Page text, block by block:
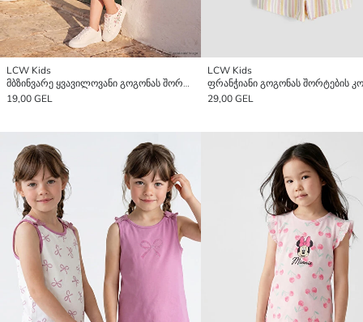
LCW Kids
მბზინვარე ყვავილოვანი გოგონას შორტების კომპლექტი
19,00 GEL
LCW Kids
29,00 GEL